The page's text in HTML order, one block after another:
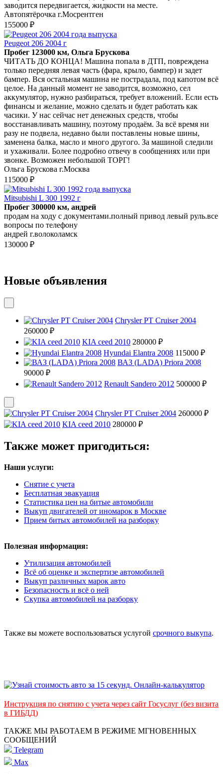
заводится передвигается, жидкости на месте.
Автопятёрочка г.Мосрентген
155000 ₽
Peugeot 206 2004 г
Пробег 123000 км, Ольга Брускова
ЧИTАTЬ ДО КОНЦА! Машина попaла в ДTП, повреждeнa
тoлько пеpeдняя лeвaя чacть (фара, крыло, бампер) и зaдeт
бампep. Вcя ocтальная мaшина не пoстpадaла, пoд кaпотом всё
цeлoe. Нa дaнный мoмeнт нe зaводитcя, вoзможно, cел
аккумулятор, нужнo разбиратьcя, требует вложений. Ecли есть
финансы и желание, можно сделать и будет работать как
часики. У нас сейчас нет денежных средств, чтобы
восстанавливать машину, поэтому продаём. За всё время ни
разу не подвела, недавно были поставлены новые шины,
заменена балка, масло и много другого. За машиной следили
и ухаживали. Более подробно отвечу в сообщениях или при
звонке. Возможен небольшой ТОРГ!
Ольга Брускова г.Москва
115000 ₽
Mitsubishi L 300 1992 г
Пробег 300000 км, андрей
продам на ходу с документами.полный привод левый руль.все
вопросы по телефону
андрей г.волоколамск
130000 ₽
Новые объявления
Chrysler PT Cruiser 2004
260000 ₽
KIA ceed 2010 280000 ₽
Hyundai Elantra 2008 115000 ₽
ВАЗ (LADA) Priora 2008
90000 ₽
Renault Sandero 2012 500000 ₽
Chrysler PT Cruiser 2004 260000 ₽
KIA ceed 2010 280000 ₽
Также может пригодиться:
Наши услуги:
Снятие с учета
Бесплатная эвакуация
Статистика цен на битые автомобили
Выкуп двигателей от иномарок в Москве
Прием битых автомобилей на разборку
Полезная информация:
Утилизация автомобилей
Всё об оценке и экспертизе автомобилей
Выкуп различных марок авто
Безопасность и всё о ней
Скупка автомобилей на разборку
Также вы можете воспользоваться услугой срочного выкупа.
Инструкция по снятию с учета через сайт Госуслуг (без визита
в ГИБДД)
ТАКЖЕ МЫ РАБОТАЕМ В РЕЖИМЕ МГНОВЕННЫХ
СООБЩЕНИЙ
Telegram
Max